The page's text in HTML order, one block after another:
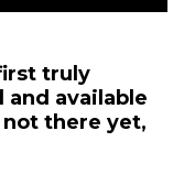
truly
and available
not there yet,